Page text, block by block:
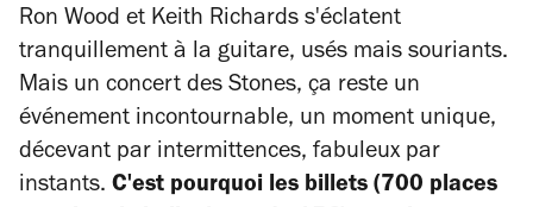
Ron Wood et Keith Richards s'éclatent
tranquillement à la guitare, usés mais souriants.
Mais un concert des Stones, ça reste un
événement incontournable, un moment unique,
décevant par intermittences, fabuleux par
instants. C'est pourquoi les billets (700 places